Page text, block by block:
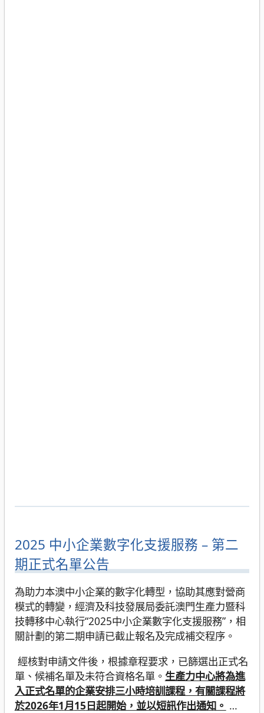
2025 中小企業數字化支援服務 – 第二
期正式名單公告
為助力本澳中小企業的數字化轉型，協助其應對營商
模式的轉變，經濟及科技發展局委託澳門生產力暨科
技轉移中心執行“2025中小企業數字化支援服務”，相
關計劃的第二期申請已截止報名及完成補交程序。
經核對申請文件後，根據章程要求，已篩選出正式名
單、候補名單及未符合資格名單。 生產力中心將為進
入正式名單的企業安排三小時培訓課程，有關課程將
於2026年1月15日起開始，並以短訊作出通知。 …